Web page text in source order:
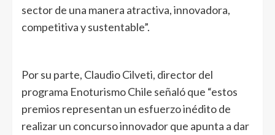
sector de una manera atractiva, innovadora,
competitiva y sustentable”.
Por su parte, Claudio Cilveti, director del
programa Enoturismo Chile señaló que “estos
premios representan un esfuerzo inédito de
realizar un concurso innovador que apunta a dar